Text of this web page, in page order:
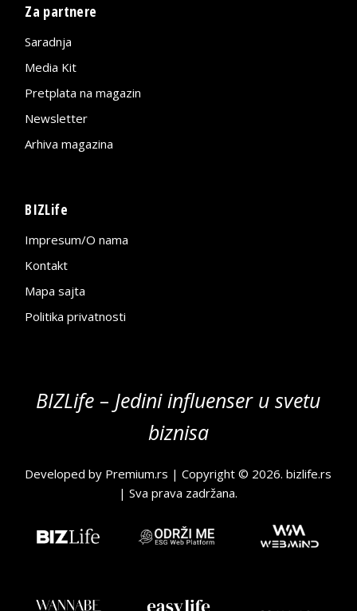
Za partnere
Saradnja
Media Kit
Pretplata na magazin
Newsletter
Arhiva magazina
BIZLife
Impresum/O nama
Kontakt
Mapa sajta
Politika privatnosti
BIZLife – Jedini influenser u svetu
biznisa
Developed by Premium.rs | Copyright © 2026.bizlife.rs
| Sva prava zadržana.